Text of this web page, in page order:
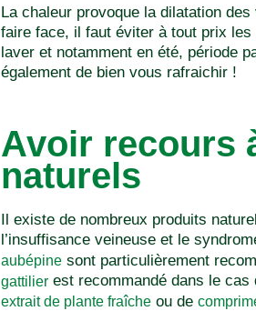
La chaleur provoque la dilatation
faire face, il faut éviter à tout prix
laver et notamment en été, période
également de bien vous rafraichir !
Avoir recours
naturels
Il existe de nombreux produits
l’insuffisance veineuse et le
aubépinesont particulièrement
gattilierest recommandé dans le cas
extrait de plante fraîcheou de